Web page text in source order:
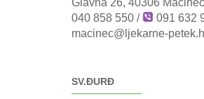
040 858 550 /
091 632
macinec@ljekarne-
SV.ĐURĐ